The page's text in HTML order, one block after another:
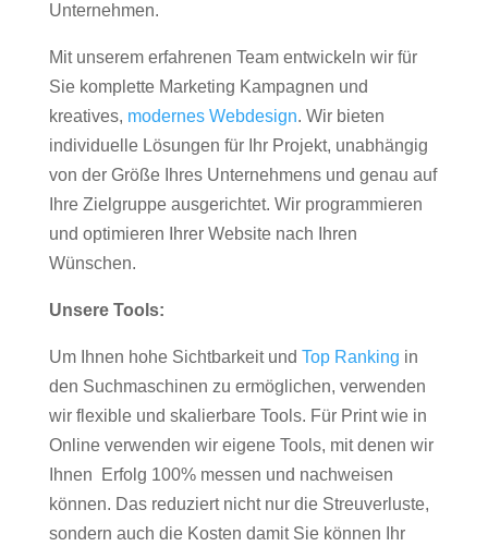
Unternehmen.
Mit unserem erfahrenen Team entwickeln wir für
Sie komplette Marketing Kampagnen und
kreatives, modernes Webdesign. Wir bieten
individuelle Lösungen für Ihr Projekt, unabhängig
von der Größe Ihres Unternehmens und genau auf
Ihre Zielgruppe ausgerichtet. Wir programmieren
und optimieren Ihrer Website nach Ihren
Wünschen.
Unsere Tools:
Um Ihnen hohe Sichtbarkeit und Top Ranking in
den Suchmaschinen zu ermöglichen, verwenden
wir flexible und skalierbare Tools. Für Print wie in
Online verwenden wir eigene Tools, mit denen wir
Ihnen Erfolg 100% messen und nachweisen
können. Das reduziert nicht nur die Streuverluste,
sondern auch die Kosten damit Sie können Ihr